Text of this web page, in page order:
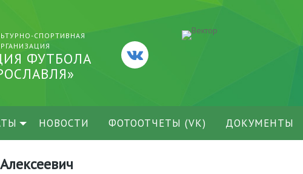
СПОРТИВНАЯ
ФУТБОЛА
НОВОСТИ ФОТООТЧЕТЫ (VK) ДОКУМЕНТЫ